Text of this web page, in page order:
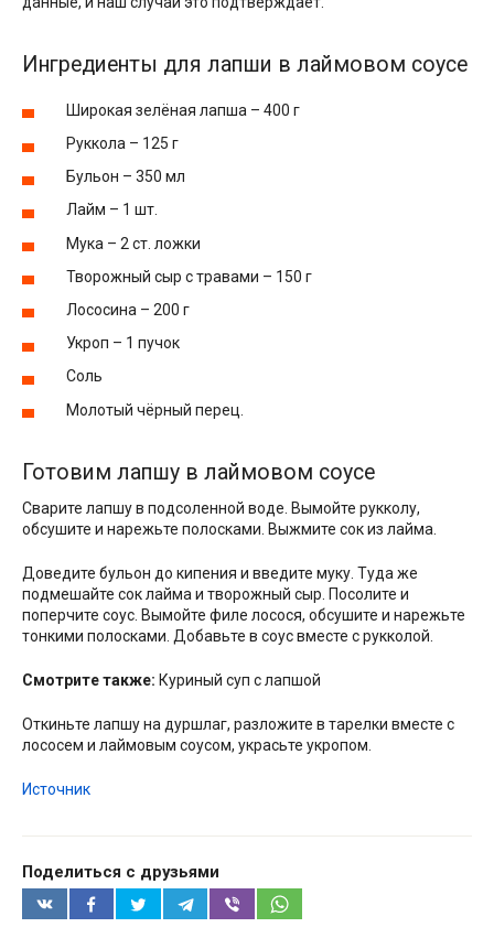
Ингредиенты для лапши в лаймовом соусе
Широкая зелёная лапша – 400 г
Руккола – 125 г
Бульон – 350 мл
Лайм – 1 шт.
Мука – 2 ст. ложки
Творожный сыр с травами – 150 г
Лососина – 200 г
Укроп – 1 пучок
Соль
Молотый чёрный перец.
Готовим лапшу в лаймовом соусе
Сварите лапшу в подсоленной воде. Вымойте рукколу,
обсушите и нарежьте полосками. Выжмите сок из лайма.
Доведите бульон до кипения и введите муку. Туда же
подмешайте сок лайма и творожный сыр. Посолите и
поперчите соус. Вымойте филе лосося, обсушите и нарежьте
тонкими полосками. Добавьте в соус вместе с рукколой.
Смотрите также: Куриный суп с лапшой
Откиньте лапшу на дуршлаг, разложите в тарелки вместе с
лососем и лаймовым соусом, украсьте укропом.
Источник
Поделиться с друзьями